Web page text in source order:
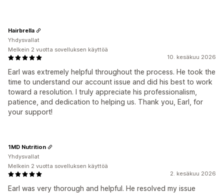
10. kesäkuu 2026
Earl was extremely helpful throughout the process. He took the
time to understand our account issue and did his best to work
toward a resolution. I truly appreciate his professionalism,
patience, and dedication to helping us. Thank you, Earl, for
your support!
Hairbrella
Yhdysvallat
Melkein 2 vuotta sovelluksen käyttöä
2. kesäkuu 2026
Earl was very thorough and helpful. He resolved my issue
1MD Nutrition
Yhdysvallat
Melkein 2 vuotta sovelluksen käyttöä